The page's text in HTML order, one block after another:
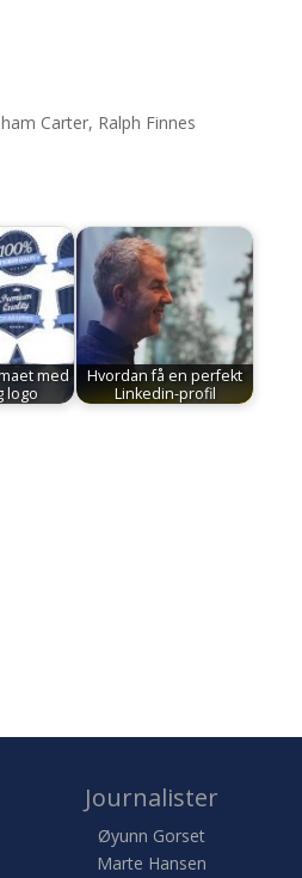
Carter, Ralph Finnes
med
logo
Hvordan få en perfekt
Linkedin-profil
Journalister
Øyunn Gorset
Marte Hansen